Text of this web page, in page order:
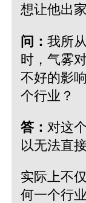
想让他出
问： 我所
时，气雾
不好的影
个行业？
答： 对这
以无法直
实际上不
何一个行